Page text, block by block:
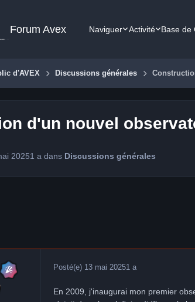
Forum Avex Naviguer Activité Base de
d'AVEX Discussions générales
d'un nouvel
20251 adans Discussions générales
Posté(e) 13 mai 20251 a
En 2009, j'inaugurai mon premier